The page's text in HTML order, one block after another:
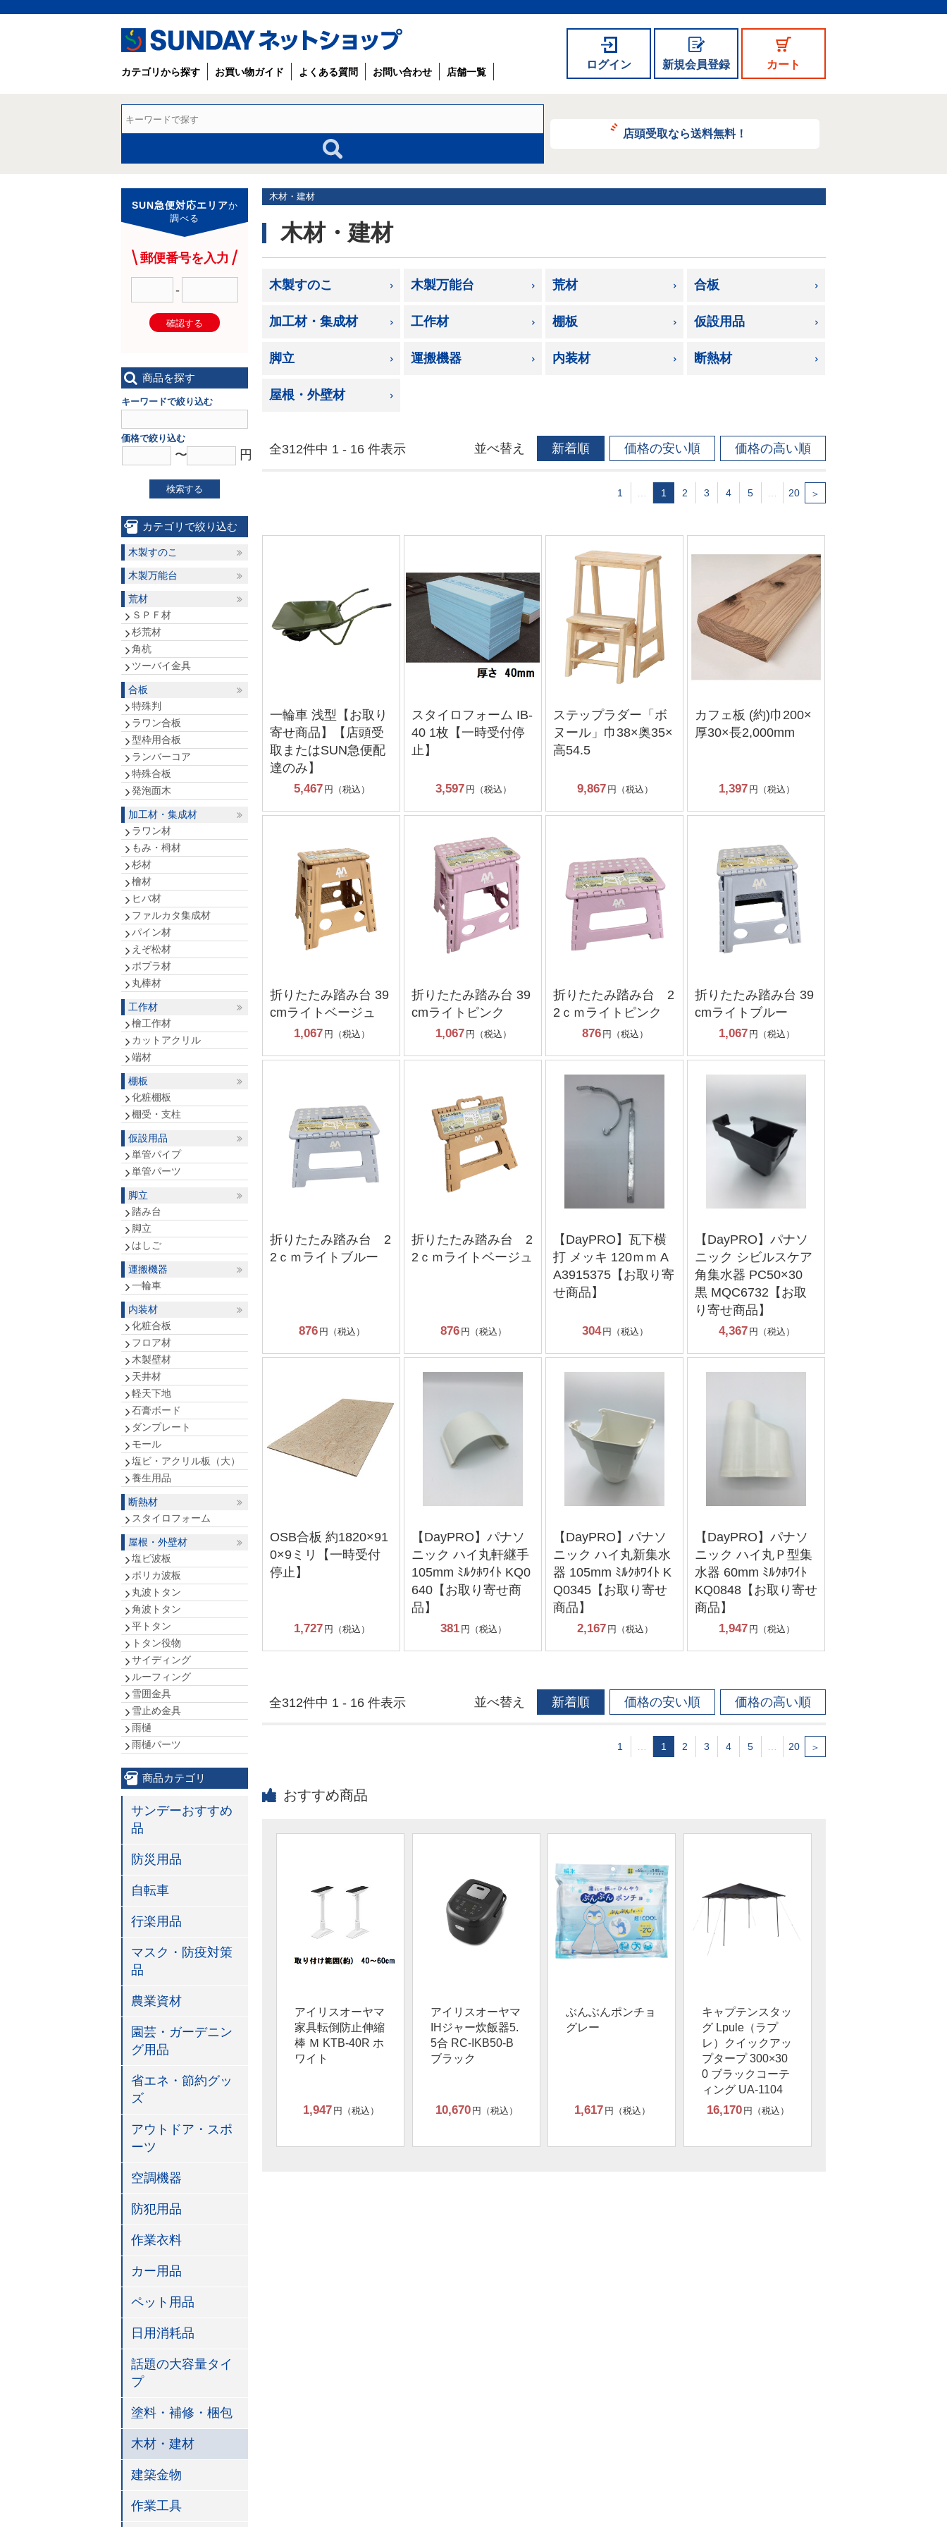
ログイン 新規会員登録 カート
カテゴリから探す お買い物ガイド よくある質問 お問い合わせ 店舗一覧
店頭受取なら送料無料！
木材・建材
木材・建材
木製すのこ 木製万能台 荒材 合板
加工材・集成材 工作材 棚板 仮設用品
脚立 運搬機器 内装材 断熱材
屋根・外壁材
全312件中 1 - 16 件表示 並べ替え 新着順 価格の安い順 価格の高い順
1 1 2 3 4 5 20 ＞
一輪車 浅型【お取り
寄せ商品】【店頭受
取またはSUN急便配
達のみ】
5,467 円（税込）
スタイロフォーム IB-
40 1枚【一時受付停
止】
3,597 円（税込）
ステップラダー「ボ
ヌール」巾38×奥35×
高54.5
9,867 円（税込）
カフェ板 (約)巾200×
厚30×長2,000mm
1,397 円（税込）
折りたたみ踏み台 39
cmライトベージュ
1,067 円（税込）
折りたたみ踏み台 39
cmライトピンク
1,067 円（税込）
折りたたみ踏み台 2
2ｃｍライトピンク
876 円（税込）
折りたたみ踏み台 39
cmライトブルー
1,067 円（税込）
折りたたみ踏み台 2
2ｃｍライトブルー
876 円（税込）
折りたたみ踏み台 2
2ｃｍライトベージュ
876 円（税込）
【DayPRO】瓦下横
打 メッキ 120ｍｍ A
A3915375【お取り寄
せ商品】
304 円（税込）
【DayPRO】パナソ
ニック シビルスケア
角集水器 PC50×30
黒 MQC6732【お取
り寄せ商品】
4,367 円（税込）
OSB合板 約1820×91
0×9ミリ【一時受付
停止】
1,727 円（税込）
【DayPRO】パナソ
ニック ハイ丸軒継手
105mm ﾐﾙｸﾎﾜｲﾄ KQ0
640【お取り寄せ商
品】
381 円（税込）
【DayPRO】パナソ
ニック ハイ丸新集水
器 105mm ﾐﾙｸﾎﾜｲﾄ K
Q0345【お取り寄せ
商品】
2,167 円（税込）
【DayPRO】パナソ
ニック ハイ丸Ｐ型集
水器 60mm ﾐﾙｸﾎﾜｲﾄ
KQ0848【お取り寄せ
商品】
1,947 円（税込）
全312件中 1 - 16 件表示 並べ替え 新着順 価格の安い順 価格の高い順
1 1 2 3 4 5 20 ＞
SUN急便対応エリアか
調べる
郵便番号を入力
-
確認する
商品を探す
キーワードで絞り込む
価格で絞り込む
〜 円
検索する
カテゴリで絞り込む
木製すのこ
木製万能台
荒材
ＳＰＦ材
杉荒材
角杭
ツーバイ金具
合板
特殊判
ラワン合板
型枠用合板
ランバーコア
特殊合板
発泡面木
加工材・集成材
ラワン材
もみ・栂材
杉材
檜材
ヒバ材
ファルカタ集成材
パイン材
えぞ松材
ポプラ材
丸棒材
工作材
檜工作材
カットアクリル
端材
棚板
化粧棚板
棚受・支柱
仮設用品
単管パイプ
単管パーツ
脚立
踏み台
脚立
はしご
運搬機器
一輪車
内装材
化粧合板
フロア材
木製壁材
天井材
軽天下地
石膏ボード
ダンプレート
モール
塩ビ・アクリル板（大）
養生用品
断熱材
スタイロフォーム
屋根・外壁材
塩ビ波板
ポリカ波板
丸波トタン
角波トタン
平トタン
トタン役物
サイディング
ルーフィング
雪囲金具
雪止め金具
雨樋
雨樋パーツ
商品カテゴリ
サンデーおすすめ
品
防災用品
自転車
行楽用品
マスク・防疫対策
品
農業資材
園芸・ガーデニン
グ用品
省エネ・節約グッ
ズ
アウトドア・スポ
ーツ
空調機器
防犯用品
作業衣料
カー用品
ペット用品
日用消耗品
話題の大容量タイ
プ
塗料・補修・梱包
木材・建材
建築金物
作業工具
おすすめ商品
アイリスオーヤマ
家具転倒防止伸縮
棒 Ｍ KTB-40R ホ
ワイト
1,947 円（税込）
アイリスオーヤマ
IHジャー炊飯器5.
5合 RC-IKB50-B
ブラック
10,670 円（税込）
ぶんぶんポンチョ
グレー
1,617 円（税込）
キャプテンスタッ
グ Lpule（ラプ
レ）クイックアッ
プタープ 300×30
0 ブラックコーテ
ィング UA-1104
16,170 円（税込）